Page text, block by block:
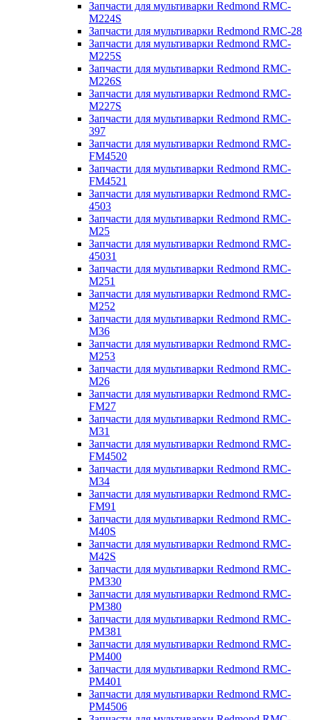
Запчасти для мультиварки Redmond RMC-
M224S
Запчасти для мультиварки Redmond RMC-28
Запчасти для мультиварки Redmond RMC-
M225S
Запчасти для мультиварки Redmond RMC-
M226S
Запчасти для мультиварки Redmond RMC-
M227S
Запчасти для мультиварки Redmond RMC-
397
Запчасти для мультиварки Redmond RMC-
FM4520
Запчасти для мультиварки Redmond RMC-
FM4521
Запчасти для мультиварки Redmond RMC-
4503
Запчасти для мультиварки Redmond RMC-
M25
Запчасти для мультиварки Redmond RMC-
45031
Запчасти для мультиварки Redmond RMC-
M251
Запчасти для мультиварки Redmond RMC-
M252
Запчасти для мультиварки Redmond RMC-
M36
Запчасти для мультиварки Redmond RMC-
M253
Запчасти для мультиварки Redmond RMC-
M26
Запчасти для мультиварки Redmond RMC-
FM27
Запчасти для мультиварки Redmond RMC-
M31
Запчасти для мультиварки Redmond RMC-
FM4502
Запчасти для мультиварки Redmond RMC-
M34
Запчасти для мультиварки Redmond RMC-
FM91
Запчасти для мультиварки Redmond RMC-
M40S
Запчасти для мультиварки Redmond RMC-
M42S
Запчасти для мультиварки Redmond RMC-
PM330
Запчасти для мультиварки Redmond RMC-
PM380
Запчасти для мультиварки Redmond RMC-
PM381
Запчасти для мультиварки Redmond RMC-
PM400
Запчасти для мультиварки Redmond RMC-
PM401
Запчасти для мультиварки Redmond RMC-
PM4506